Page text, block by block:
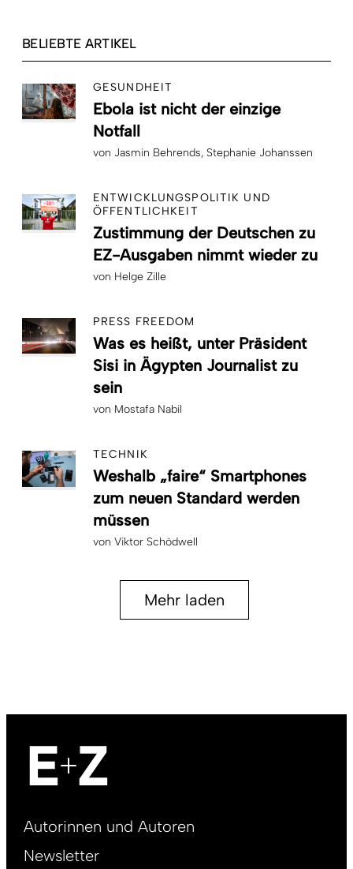
BELIEBTE ARTIKEL
GESUNDHEIT
Ebola ist nicht der einzige
Notfall
von Jasmin Behrends Stephanie Johanssen
ENTWICKLUNGSPOLITIK UND
ÖFFENTLICHKEIT
Zustimmung der Deutschen zu
EZ-Ausgaben nimmt wieder zu
von Helge Zille
PRESS FREEDOM
Was es heißt, unter Präsident
Sisi in Ägypten Journalist zu
sein
von Mostafa Nabil
TECHNIK
Weshalb „faire“ Smartphones
zum neuen Standard werden
müssen
von Viktor Schödwell
Mehr laden
Footer
DE
Autorinnen und Autoren
Newsletter